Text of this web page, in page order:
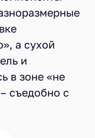
а сухой
и
в зоне «не
съедобно с